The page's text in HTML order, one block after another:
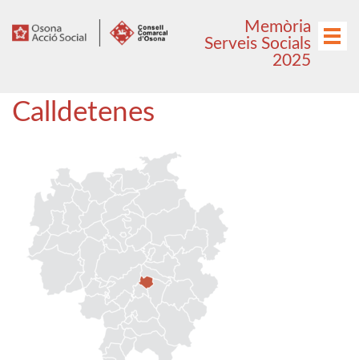
Menú
Memòria
Serveis Socials
2025
Calldetenes